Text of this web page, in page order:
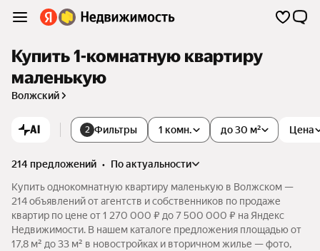
Купить 1-комнатную квартиру
маленькую
Волжский
AI 2 Фильтры 1 комн. Цена
до 30 м²
214 предложений •
по актуальности
Купить однокомнатную квартиру маленькую в Волжском —
214 объявлений от агентств и собственников по продаже
квартир по цене от 1 270 000 ₽ до 7 500 000 ₽ на Яндекс
Недвижимости. В нашем каталоге предложения площадью от
17,8 м² до 33 м² в новостройках и вторичном жилье — фото,